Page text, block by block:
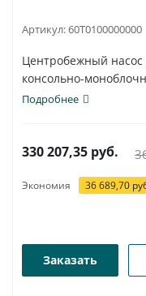
Артикул:60T0100000000
Центробежный насос
консольно-
Подробнее
330 207,35 руб.
Экономия 36 689,70
Заказать